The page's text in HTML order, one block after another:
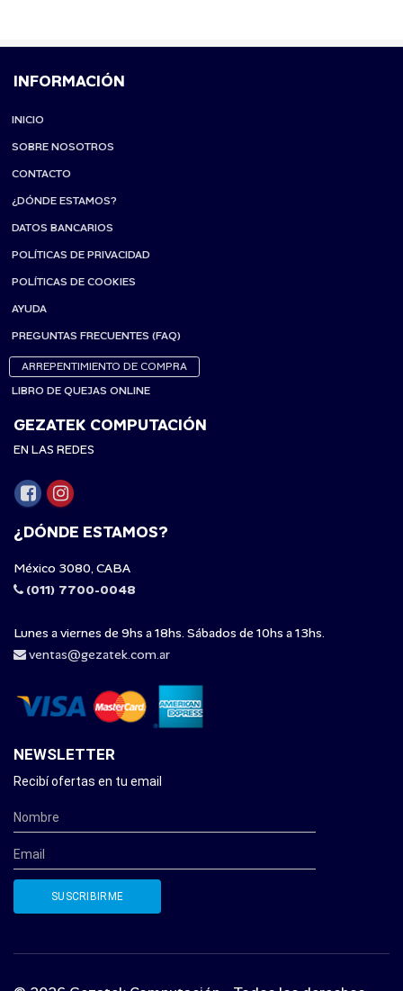
INFORMACIÓN
INICIO
SOBRE NOSOTROS
CONTACTO
¿DÓNDE ESTAMOS?
DATOS BANCARIOS
POLÍTICAS DE PRIVACIDAD
POLÍTICAS DE COOKIES
AYUDA
PREGUNTAS FRECUENTES (FAQ)
ARREPENTIMIENTO DE COMPRA
LIBRO DE QUEJAS ONLINE
GEZATEK COMPUTACIÓN
EN LAS REDES
¿DÓNDE ESTAMOS?
México 3080, CABA
(011) 7700-0048
Lunes a viernes de 9hs a 18hs. Sábados de 10hs a 13hs.
ventas@gezatek.com.ar
NEWSLETTER
Recibí ofertas en tu email